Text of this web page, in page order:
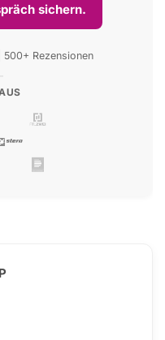
sichern.
Rezensionen